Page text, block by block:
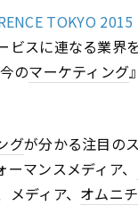
TOKYO
ビスに連なる業界
のマーケティング
グが分かる注目の
マンスメディア、
メディア、 オムニ